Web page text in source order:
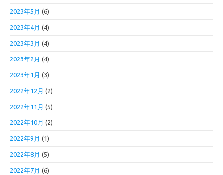
2023年5月 (6)
2023年4月 (4)
2023年3月 (4)
2023年2月 (4)
2023年1月 (3)
2022年12月 (2)
2022年11月 (5)
2022年10月 (2)
2022年9月 (1)
2022年8月 (5)
2022年7月 (6)